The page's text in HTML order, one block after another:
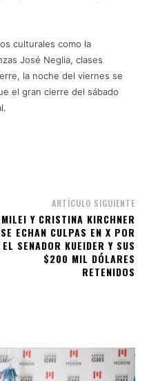
culturales como la
José Neglia, clases
la noche del viernes se
el gran cierre del sábado
ARTÍCULO SIGUIENTE
MILEI Y CRISTINA KIRCHNER
SE ECHAN CULPAS EN X POR
EL SENADOR KUEIDER Y SUS
$200 MIL DÓLARES
RETENIDOS